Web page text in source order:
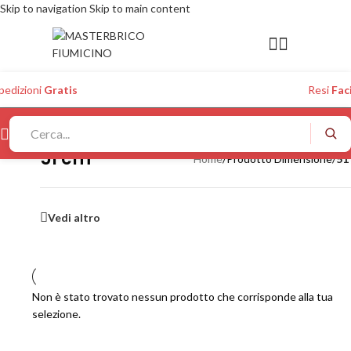
Skip to navigation Skip to main content
Gratis Resi
51 cm Home/Prodotto Dimensione/51
Vedi altro
Non è stato trovato nessun prodotto che corrisponde alla tua
selezione.